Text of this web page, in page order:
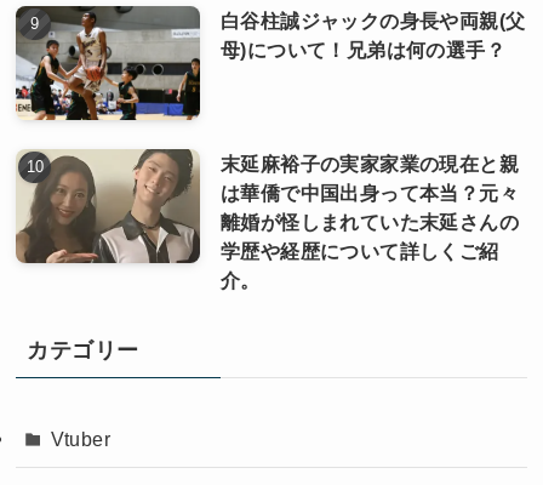
白谷柱誠ジャックの身長や両親(父
母)について！兄弟は何の選手？
末延麻裕子の実家家業の現在と親
は華僑で中国出身って本当？元々
離婚が怪しまれていた末延さんの
学歴や経歴について詳しくご紹
介。
カテゴリー
Vtuber